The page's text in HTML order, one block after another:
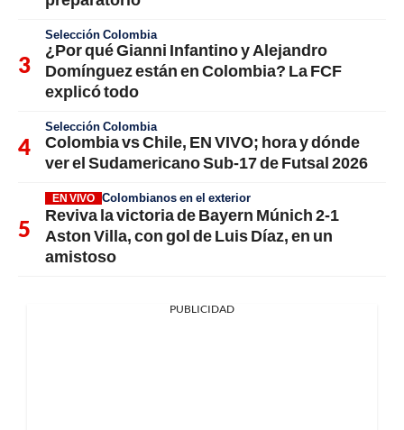
Selección Colombia
¿Por qué Gianni Infantino y Alejandro
Domínguez están en Colombia? La FCF
explicó todo
Selección Colombia
Colombia vs Chile, EN VIVO; hora y dónde
ver el Sudamericano Sub-17 de Futsal 2026
EN VIVO Colombianos en el exterior
Reviva la victoria de Bayern Múnich 2-1
Aston Villa, con gol de Luis Díaz, en un
amistoso
PUBLICIDAD